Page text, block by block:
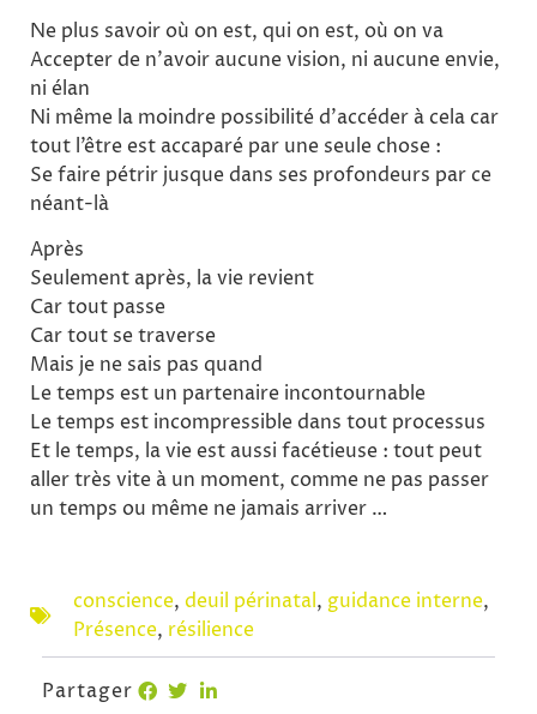
Ne plus savoir où on est, qui on est, où on va
Accepter de n’avoir aucune vision, ni aucune envie,
ni élan
Ni même la moindre possibilité d’accéder à cela car
tout l’être est accaparé par une seule chose :
Se faire pétrir jusque dans ses profondeurs par ce
néant-là
Après
Seulement après, la vie revient
Car tout passe
Car tout se traverse
Mais je ne sais pas quand
Le temps est un partenaire incontournable
Le temps est incompressible dans tout processus
Et le temps, la vie est aussi facétieuse : tout peut
aller très vite à un moment, comme ne pas passer
un temps ou même ne jamais arriver …
conscience, deuil périnatal, guidance interne,
Présence, résilience
Partager